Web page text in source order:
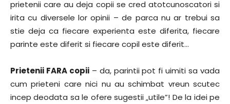
prietenii care au deja copii se cred atotcunoscatori si
irita cu diversele lor opinii – de parca nu ar trebui sa
stie deja ca fiecare experienta este diferita, fiecare
parinte este diferit si fiecare copil este diferit…
Prietenii FARA copii– da, parintii pot fi uimiti sa vada
cum prieteni care nici nu au schimbat vreun scutec
incep deodata sa le ofere sugestii „utile”! De la idei pe